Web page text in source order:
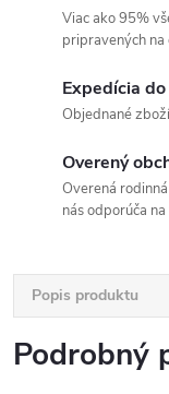
Viac ako 95%
pripravených na
Expedícia
Objednané
Overený
Overená
nás odporúča
Popis produktu
Podrobný